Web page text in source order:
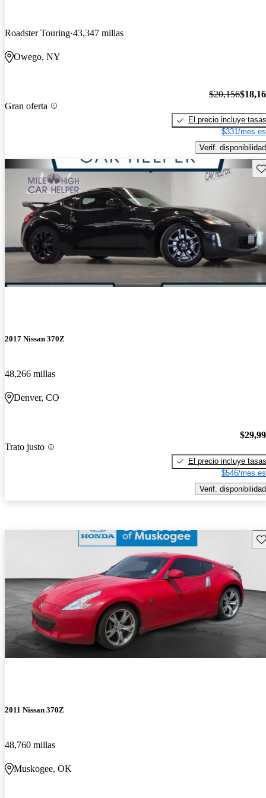
Roadster Touring 43,347 millas
Owego, NY
Gran oferta
$20,156
El precio incluye tasas
$331/mes
Verif. disponibilidad
2017 Nissan 370Z
48,266 millas
Denver, CO
Trato justo
El precio incluye tasas
$546/mes
Verif. disponibilidad
2011 Nissan 370Z
48,760 millas
Muskogee, OK